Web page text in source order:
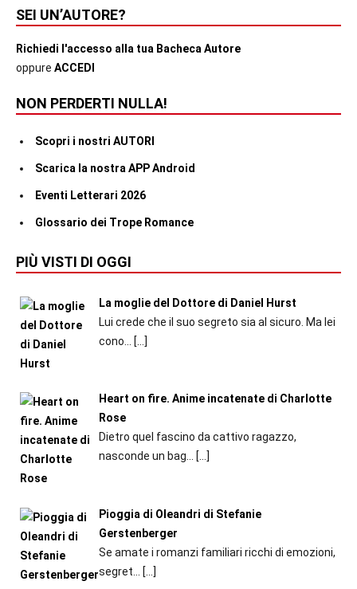
SEI UN’AUTORE?
Richiedi l'accesso alla tua Bacheca Autore
oppure ACCEDI
NON PERDERTI NULLA!
Scopri i nostri AUTORI
Scarica la nostra APP Android
Eventi Letterari 2026
Glossario dei Trope Romance
PIÙ VISTI DI OGGI
La moglie del Dottore di Daniel Hurst
Lui crede che il suo segreto sia al sicuro. Ma lei
cono...
[…]
Heart on fire. Anime incatenate di Charlotte
Rose
Dietro quel fascino da cattivo ragazzo,
nasconde un bag... […]
Pioggia di Oleandri di Stefanie
Gerstenberger
Se amate i romanzi familiari ricchi di emozioni,
segret...
[…]